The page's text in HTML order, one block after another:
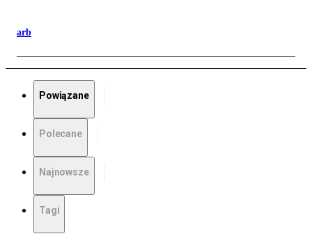
arb
Powiązane
Polecane
Najnowsze
Tagi